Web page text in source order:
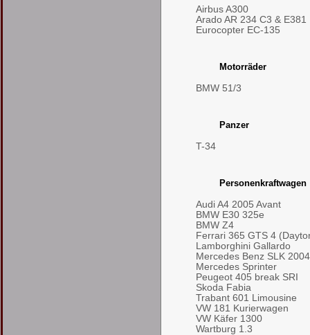
Airbus A300
Arado AR 234 C3 & E381
Eurocopter EC-135
Motorräder
BMW 51/3
Panzer
T-34
Personenkraftwagen
Audi A4 2005 Avant
BMW E30 325e
BMW Z4
Ferrari 365 GTS 4
Lamborghini Gallardo
Mercedes Benz SLK
Mercedes Sprinter
Peugeot 405 break SRI
Skoda Fabia
Trabant 601 Limousine
VW 181 Kurierwagen
VW Käfer 1300
Wartburg 1.3